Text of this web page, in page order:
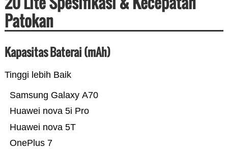
Patokan
Kapasitas Baterai (mAh)
Tinggi lebih Baik
OnePlus 7
Huawei nova 5T
Huawei nova 5i Pro
Samsung Galaxy A70